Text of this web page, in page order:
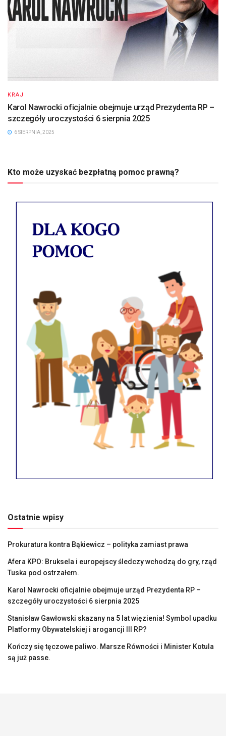
KRAJ
Karol Nawrocki oficjalnie obejmuje urząd Prezydenta RP –
szczegóły uroczystości 6 sierpnia 2025
6 SIERPNIA, 2025
Kto może uzyskać bezpłatną pomoc prawną?
Ostatnie wpisy
Prokuratura kontra Bąkiewicz – polityka zamiast prawa
Afera KPO: Bruksela i europejscy śledczy wchodzą do gry, rząd
Tuska pod ostrzałem.
Karol Nawrocki oficjalnie obejmuje urząd Prezydenta RP –
szczegóły uroczystości 6 sierpnia 2025
Stanisław Gawłowski skazany na 5 lat więzienia! Symbol upadku
Platformy Obywatelskiej i arogancji III RP?
Kończy się tęczowe paliwo. Marsze Równości i Minister Kotula
są już passe.